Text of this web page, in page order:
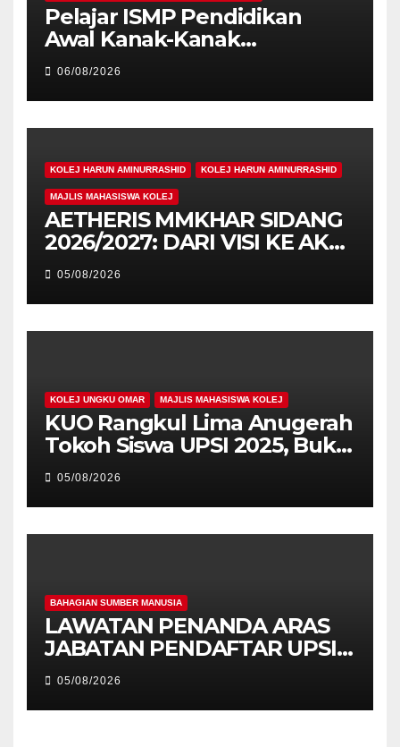
Pelajar ISMP Pendidikan
Awal Kanak-Kanak
Cemerlang Raih
Pengiktirafan Antarabangsa
di IAM2026
06/08/2026
KOLEJ HARUN AMINURRASHID KOLEJ HARUN AMINURRASHID
MAJLIS MAHASISWA KOLEJ
AETHERIS MMKHAR SIDANG
2026/2027: DARI VISI KE AKSI,
MEMBINA LEGASI GENERASI
PEMIMPIN
05/08/2026
KOLEJ UNGKU OMAR MAJLIS MAHASISWA KOLEJ
KUO Rangkul Lima Anugerah
Tokoh Siswa UPSI 2025, Bukti
Kecemerlangan Mahasiswa
Holistik
05/08/2026
BAHAGIAN SUMBER MANUSIA
LAWATAN PENANDA ARAS
JABATAN PENDAFTAR UPSI
KE JABATAN PENDAFTAR
UniSZA – PERKUKUH
KERJASAMA STRATEGIK
05/08/2026